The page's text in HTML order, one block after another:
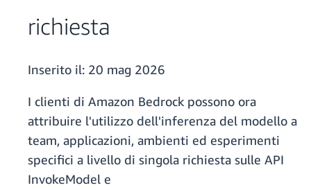
richiesta
Inserito il: 20 mag 2026
I clienti di Amazon Bedrock possono ora
attribuire l'utilizzo dell'inferenza del modello a
team, applicazioni, ambienti ed esperimenti
specifici a livello di singola richiesta sulle API
InvokeModel e